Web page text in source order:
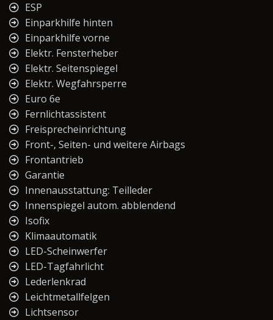
ESP
Einparkhilfe hinten
Einparkhilfe vorne
Elektr. Fensterheber
Elektr. Seitenspiegel
Elektr. Wegfahrsperre
Euro 6e
Fernlichtassistent
Freisprecheinrichtung
Front-, Seiten- und weitere Airbags
Frontantrieb
Garantie
Innenausstattung: Teilleder
Innenspiegel autom. abblendend
Isofix
Klimaautomatik
LED-Scheinwerfer
LED-Tagfahrlicht
Lederlenkrad
Leichtmetallfelgen
Lichtsensor